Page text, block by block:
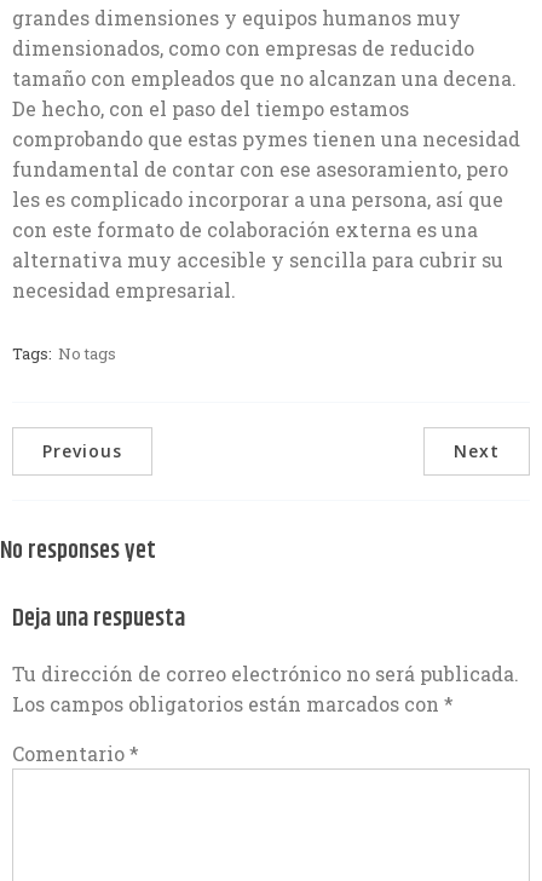
grandes dimensiones y equipos humanos muy
dimensionados, como con empresas de reducido
tamaño con empleados que no alcanzan una decena.
De hecho, con el paso del tiempo estamos
comprobando que estas pymes tienen una necesidad
fundamental de contar con ese asesoramiento, pero
les es complicado incorporar a una persona, así que
con este formato de colaboración externa es una
alternativa muy accesible y sencilla para cubrir su
necesidad empresarial.
Tags: No tags
Previous Next
No responses yet
Deja una respuesta
Tu dirección de correo electrónico no será publicada.
Los campos obligatorios están marcados con *
Comentario*